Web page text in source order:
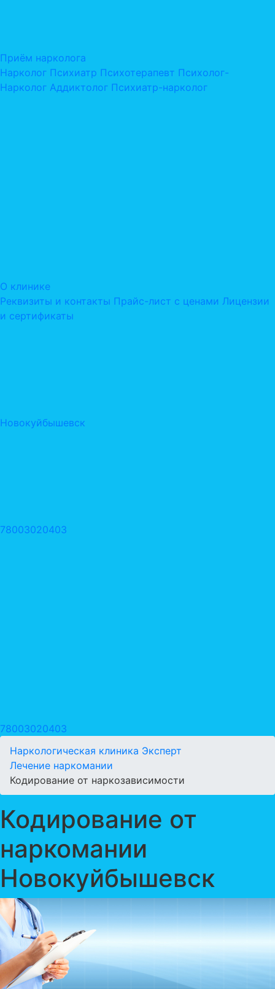
Приём нарколога
Нарколог Психиатр Психотерапевт Психолог-
Нарколог Аддиктолог Психиатр-нарколог
О клинике
Реквизиты и контакты Прайс-лист с ценами Лицензии
и сертификаты
Новокуйбышевск
78003020403
78003020403
Наркологическая клиника Эксперт
Лечение наркомании
Кодирование от наркозависимости
Кодирование от
наркомании
Новокуйбышевск